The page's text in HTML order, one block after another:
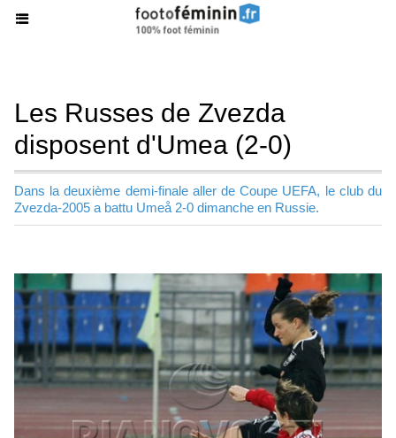
Les Russes de Zvezda
disposent d'Umea (2-0)
Dans la deuxième demi-finale aller de Coupe UEFA, le club du
Zvezda-2005 a battu Umeå 2-0 dimanche en Russie.